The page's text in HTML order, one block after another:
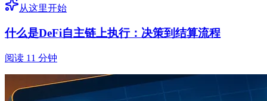
从这里开始
什么是DeFi自主链上执行：决策到结算流程
阅读 11 分钟